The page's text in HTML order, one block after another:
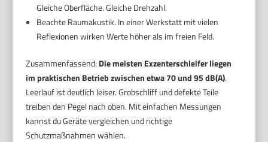
Gleiche Oberfläche. Gleiche Drehzahl.
Beachte Raumakustik. In einer Werkstatt mit vielen
Reflexionen wirken Werte höher als im freien Feld.
Zusammenfassend: Die meisten Exzenterschleifer liegen
im praktischen Betrieb zwischen etwa 70 und 95 dB(A).
Leerlauf ist deutlich leiser. Grobschliff und defekte Teile
treiben den Pegel nach oben. Mit einfachen Messungen
kannst du Geräte vergleichen und richtige
Schutzmaßnahmen wählen.